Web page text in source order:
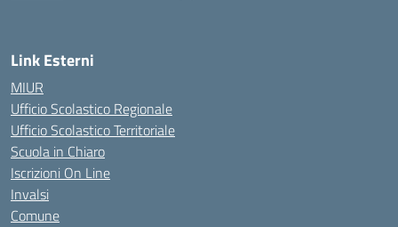
Link Esterni
MIUR
Ufficio Scolastico Regionale
Ufficio Scolastico Territoriale
Scuola in Chiaro
Iscrizioni On Line
Invalsi
Comune